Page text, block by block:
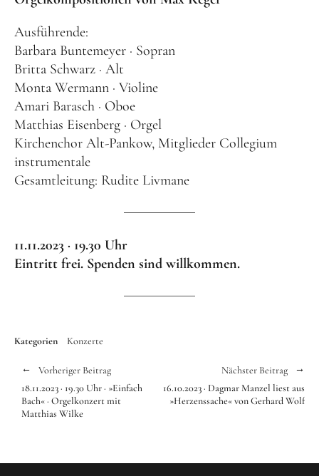
Ausführende:
Barbara Buntemeyer · Sopran
Britta Schwarz · Alt
Monta Wermann · Violine
Amari Barasch · Oboe
Matthias Eisenberg · Orgel
Kirchenchor Alt-Pankow, Mitglieder Collegium
instrumentale
Gesamtleitung: Rudite Livmane
11.11.2023 · 19.30 Uhr
Eintritt frei. Spenden sind willkommen.
Kategorien Konzerte
Vorheriger Beitrag
18.11.2023 · 19.30 Uhr · »Einfach
Bach« · Orgelkonzert mit
Matthias Wilke
Nächster Beitrag
16.10.2023 · Dagmar Manzel liest aus
»Herzenssache« von Gerhard Wolf